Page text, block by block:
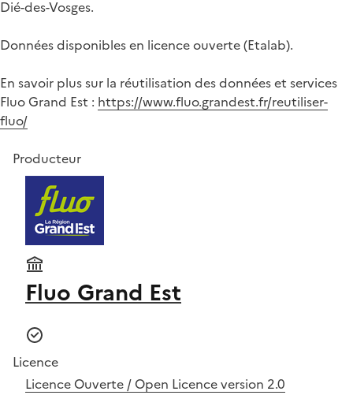
Dié-des-Vosges.
Données disponibles en licence ouverte (Etalab).
En savoir plus sur la réutilisation des données et services
Fluo Grand Est : https://www.fluo.grandest.fr/reutiliser-
fluo/
Producteur
Fluo Grand Est
Licence
Licence Ouverte / Open Licence version 2.0